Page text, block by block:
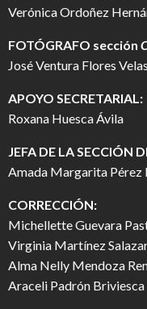
Verónica Ordoñez
FOTÓGRAFO sección
José Ventura Flores
APOYO SECRETARIAL:
Roxana Huesca Ávila
JEFA DE LA SECCIÓN
Amada Margarita Pérez
CORRECCIÓN:
Michellette Guevara
Virginia Martínez
Alma Nelly Mendoza
Araceli Padrón Briviesca